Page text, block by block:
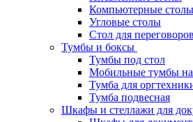
Компьютерные столы
Угловые столы
Стол для переговоров
Тумбы и боксы
Тумбы под стол
Мобильные тумбы на
Тумба для
Тумба подвесная
Шкафы и стеллажи для